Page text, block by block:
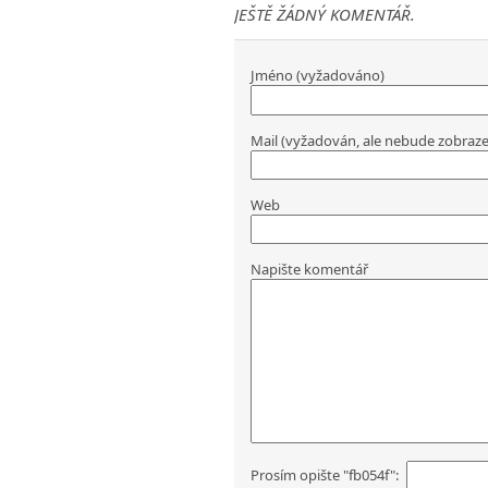
JEŠTĚ ŽÁDNÝ KOMENTÁŘ.
Jméno (vyžadováno)
Mail (vyžadován, ale nebude
Web
Napište komentář
Prosím opište "fb054f":